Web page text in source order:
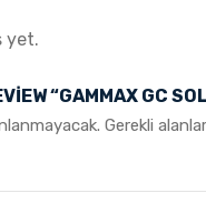
yet.
“GAMMAX GC
Gerekli alanlar